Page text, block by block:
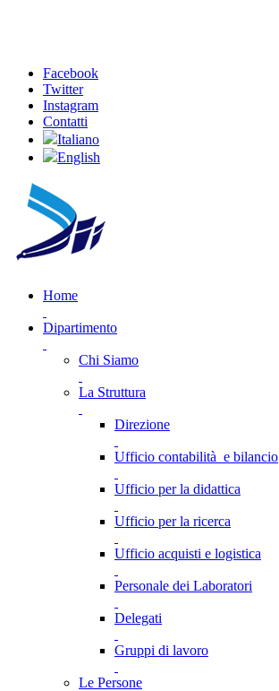
Facebook
Twitter
Instagram
Contatti
Italiano
English
Home
Dipartimento
Chi Siamo
La Struttura
Direzione
Ufficio contabilità e bilancio
Ufficio per la didattica
Ufficio per la ricerca
Ufficio acquisti e logistica
Personale dei Laboratori
Delegati
Gruppi di lavoro
Le Persone